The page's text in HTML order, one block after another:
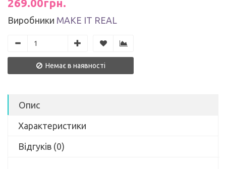
269.00грн.
Виробники MAKE IT REAL
Немає в наявності
Опис
Характеристики
Відгуків (0)